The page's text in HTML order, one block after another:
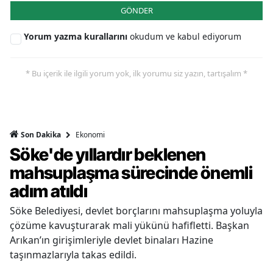
GÖNDER
Yorum yazma kurallarını okudum ve kabul ediyorum
* Bu içerik ile ilgili yorum yok, ilk yorumu siz yazın, tartışalım *
Son Dakika Ekonomi
Söke'de yıllardır beklenen
mahsuplaşma sürecinde önemli
adım atıldı
Söke Belediyesi, devlet borçlarını mahsuplaşma yoluyla
çözüme kavuşturarak mali yükünü hafifletti. Başkan
Arıkan’ın girişimleriyle devlet binaları Hazine
taşınmazlarıyla takas edildi.